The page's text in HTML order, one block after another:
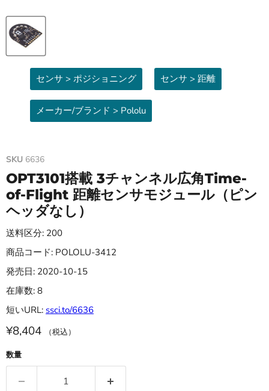
センサ > ポジショニング センサ > 距離
メーカー/ブランド > Pololu
SKU 6636
OPT3101搭載 3チャンネル広角Time-
of-Flight 距離センサモジュール（ピン
ヘッダなし）
送料区分: 200
商品コード: POLOLU-3412
発売日: 2020-10-15
在庫数: 8
短いURL: ssci.to/6636
¥8,404 （税込）
数量